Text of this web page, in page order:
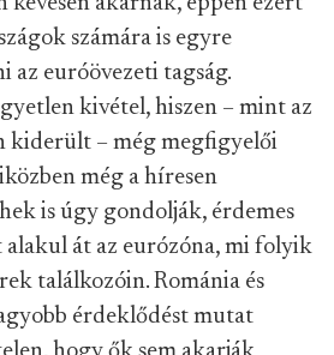
számára is egyre
az euróövezeti tagság.
kivétel, hiszen – mint az
kiderült – még megfigyelői
még a híresen
is úgy gondolják, érdemes
át az eurózóna, mi folyik
találkozóin. Románia és
érdeklődést mutat